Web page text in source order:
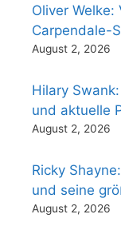
Oliver Welke:
Carpendale-
August 2, 2026
Hilary
und aktuelle
August 2, 2026
Ricky
und seine
August 2, 2026